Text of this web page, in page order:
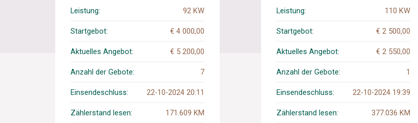
Leistung: 92 KW
Startgebot: € 4 000,00
Aktuelles Angebot: € 5 200,00
Anzahl der Gebote: 7
Einsendeschluss: 22-10-2024 20:11
Zählerstand lesen: 171.609 KM
UK), 77-ZDN-7
Leistung: 110 KW
Startgebot: € 2 500,00
Aktuelles Angebot: € 2 550,00
Anzahl der Gebote: 1
Einsendeschluss: 22-10-2024 19:39
Zählerstand lesen: 377.036 KM